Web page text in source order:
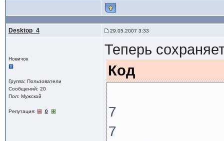
Desktop_4 29.05.2007 3:33
Новичок
Группа: Пользователи
Сообщений: 20
Пол: Мужской
Репутация: 0
Теперь
Код
7
7